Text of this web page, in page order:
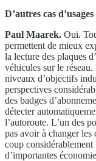
D’autres cas
Paul Maarek. Oui.
permettent de mieux
la lecture des plaques
véhicules sur le
niveaux d’objectifs
perspectives
des badges
détecter
l’autoroute. L’un des
pas avoir à changer
coup
d’importantes